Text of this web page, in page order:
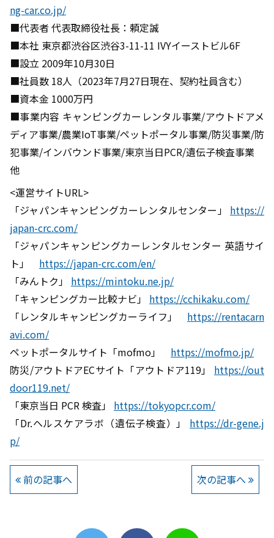
ng-car.co.jp/
■代表者 代表取締役社長：頼定誠
■本社 東京都渋谷区渋谷3-11-11 IVYイーストビル6F
■設立 2009年10月30日
■社員数 18人（2023年7月27日現在、契約社員含む）
■資本金 1000万円
■事業内容 キャンピングカーレンタル事業/アウトドアメ
ディア事業/農業IoT事業/ペットポータル事業/防災事業/防
犯事業/インバウンド事業/東京当日PCR/遺伝子検査事業
他
<運営サイトURL>
「ジャパンキャンピングカーレンタルセンター」 https://
japan-crc.com/
「ジャパンキャンピングカーレンタルセンター 英語サイ
ト」 https://japan-crc.com/en/
「みんトク」 https://mintoku.ne.jp/
「キャンピングカー比較ナビ」 https://cchikaku.com/
「レンタルキャンピングカーライフ」 https://rentacarn
avi.com/
ペットポータルサイト「mofmo」 https://mofmo.jp/
防災/アウトドアECサイト「アウトドア119」 https://out
door119.net/
「東京当日 PCR 検査」 https://tokyopcr.com/
「Dr.ヘルスケアラボ（遺伝子検査）」 https://dr-gene.j
p/
前の記事へ 次の記事へ